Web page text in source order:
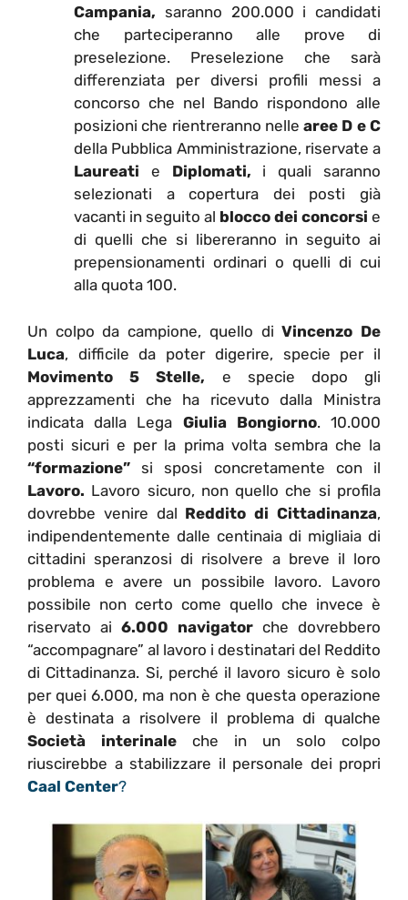
Campania, saranno 200.000 i candidati
che parteciperanno alle prove di
preselezione. Preselezione che sarà
differenziata per diversi profili messi a
concorso che nel Bando rispondono alle
posizioni che rientreranno nellearee D e C
della Pubblica Amministrazione, riservate a
Laureati e Diplomati, i quali saranno
selezionati a copertura dei posti già
vacanti in seguito al blocco dei concorsi e
di quelli che si libereranno in seguito ai
prepensionamenti ordinari o quelli di cui
alla quota 100.
Un colpo da campione, quello diVincenzo De
Luca, difficile da poter digerire, specie per il
Movimento 5 Stelle, e specie dopo gli
apprezzamenti che ha ricevuto dalla Ministra
indicata dalla Lega Giulia Bongiorno. 10.000
posti sicuri e per la prima volta sembra che la
“formazione” si sposi concretamente con il
Lavoro. Lavoro sicuro, non quello che si profila
dovrebbe venire dal Reddito di Cittadinanza,
indipendentemente dalle centinaia di migliaia di
cittadini speranzosi di risolvere a breve il loro
problema e avere un possibile lavoro. Lavoro
possibile non certo come quello che invece è
riservato ai 6.000 navigator che dovrebbero
“accompagnare” al lavoro i destinatari del Reddito
di Cittadinanza. Si, perché il lavoro sicuro è solo
per quei 6.000, ma non è che questa operazione
è destinata a risolvere il problema di qualche
Società interinale che in un solo colpo
riuscirebbe a stabilizzare il personale dei propri
Caal Center?